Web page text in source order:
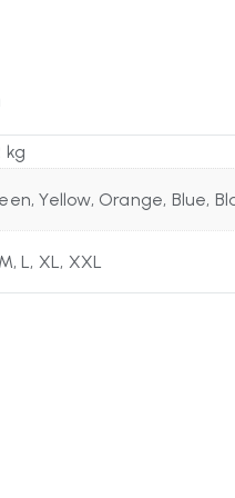
kg
Yellow, Orange, Blue,
L, XL, XXL